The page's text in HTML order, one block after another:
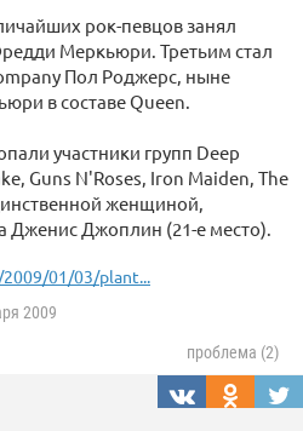
рок-певцов занял
Меркьюри. Третьим стал
Пол Роджерс, ныне
в составе Queen.
участники групп Deep
Guns N'Roses, Iron Maiden, The
женщиной,
Дженис Джоплин (21-е место).
01/03/plant...
2009
проблема (2)